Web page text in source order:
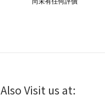
Also Visit us at: